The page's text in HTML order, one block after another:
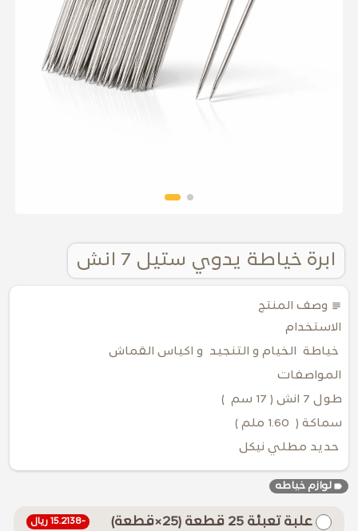
ابرة خياطة يدوي ستيل 7 انش
subject وصف المنتج
الاستخدام
خياطة الخيام و التنجيد و اكياس القماش
المواصفات
طول 7 انش ( 17 سم )
سماكة ( 1.60 ملم )
حديد مطلي نيكل
label لوازم خياطه
علبة تعبئة 25 قطعة (25×قطعة) -15.2138 ريال